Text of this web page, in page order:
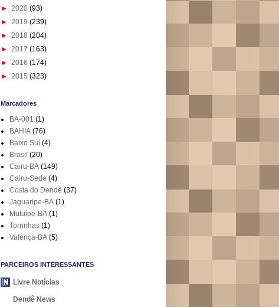
► 2020 (93)
► 2019 (239)
► 2018 (204)
► 2017 (163)
► 2016 (174)
► 2015 (323)
Marcadores
BA-001 (1)
BAHIA (76)
Baixo Sul (4)
Brasil (20)
Cairu-BA (149)
Cairu-Sede (4)
Costa do Dendê (37)
Jaguaripe-BA (1)
Mutuípe-BA (1)
Torrinhas (1)
Valença-BA (5)
PARCEIROS INTERESSANTES
Livre Notícias
Dendê News